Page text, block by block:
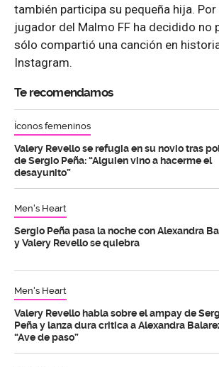
también participa su pequeña hija. Por
jugador del Malmo FF ha decidido no
sólo compartió una canción en
Instagram.
Te recomendamos
Íconos femeninos
Valery Revello se refugia en su novio tras
de Sergio Peña: “Alguien vino a hacerme el
desayunito”
Men's Heart
Sergio Peña pasa la noche con Alexandra
y Valery Revello se quiebra
Men's Heart
Valery Revello habla sobre el ampay de
Peña y lanza dura critica a Alexandra
“Ave de paso”